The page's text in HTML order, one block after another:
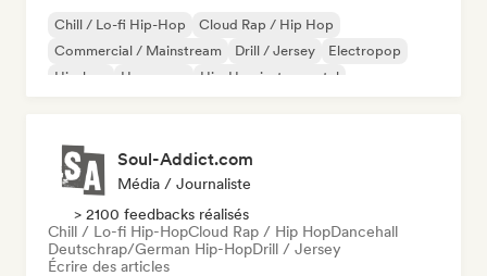
Chill / Lo-fi Hip-Hop
Cloud Rap / Hip Hop
Commercial / Mainstream
Drill / Jersey
Electropop
Hip-hop
Hyperpop Hip-Hop instrumental
Soul-Addict.com
Média / Journaliste
> 2100 feedbacks réalisés
Chill / Lo-fi Hip-HopCloud Rap / Hip HopDancehall
Deutschrap/German Hip-HopDrill / Jersey
Écrire des articles